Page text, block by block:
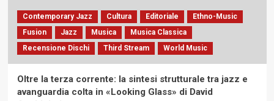
Contemporary Jazz Cultura Editoriale
Ethno-Music
Fusion
Jazz Musica
Musica Classica
Recensione Dischi
Third Stream World Music
Oltre la terza corrente: la sintesi strutturale tra jazz e
avanguardia colta in «Looking Glass» di David